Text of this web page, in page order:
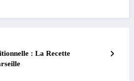
: La Recette